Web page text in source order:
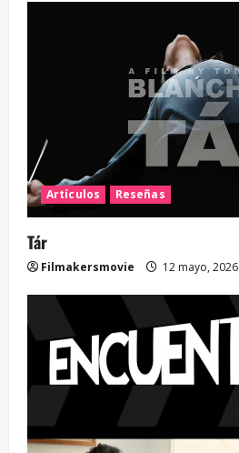
Artículos Reseñas
Tár
Filmakersmovie 12 mayo, 2026